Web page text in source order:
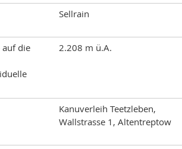
Sellrain
auf die
2.208 m ü.A.
Kanuverleih Teetzleben,
Wallstrasse 1, Altentreptow